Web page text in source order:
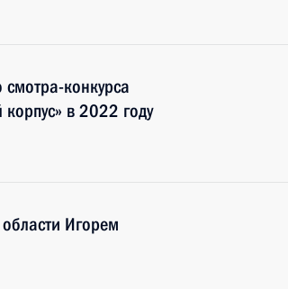
смотра-конкурса
в 2022 году
Игорем